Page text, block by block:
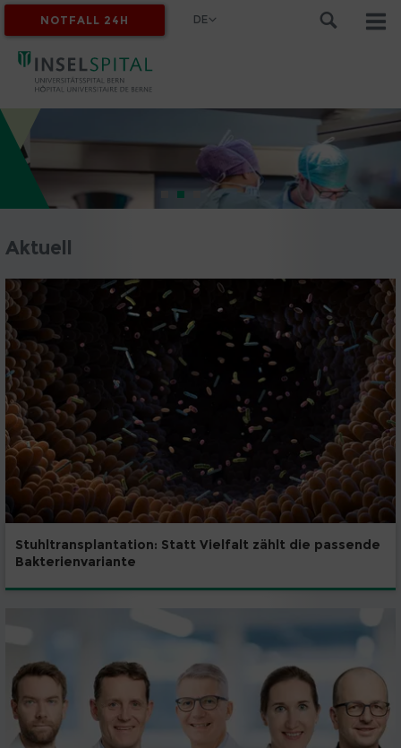
MYINSEL
NOTFALL 24H DE
Aktuell
Stuhltransplantation: Statt Vielfalt zählt die passende
Bakterienvariante